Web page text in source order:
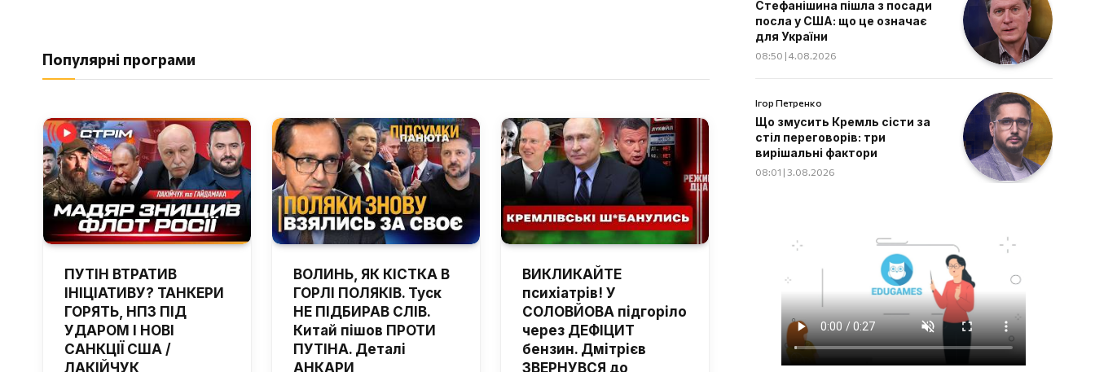
Популярні програми
ПУТІН ВТРАТИВ
ІНІЦІАТИВУ? ТАНКЕРИ
ГОРЯТЬ, НПЗ ПІД
УДАРОМ І НОВІ
САНКЦІЇ США /
ЛАКІЙЧУК
ВОЛИНЬ, ЯК КІСТКА В
ГОРЛІ ПОЛЯКІВ. Туск
НЕ ПІДБИРАВ СЛІВ.
Китай пішов ПРОТИ
ПУТІНА. Деталі
АНКАРИ
ВИКЛИКАЙТЕ
психіатрів! У
СОЛОВЙОВА підгоріло
через ДЕФІЦИТ
бензин. Дмітрієв
ЗВЕРНУВСЯ до
Стефанішина пішла з посади
посла у США: що це означає
для України
08:50 | 4.08.2026
Ігор Петренко
Що змусить Кремль сісти за
стіл переговорів: три
вирішальні фактори
08:01 | 3.08.2026